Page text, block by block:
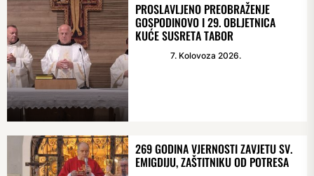
PROSLAVLJENO PREOBRAŽENJE
GOSPODINOVO I 29. OBLJETNICA
KUĆE SUSRETA TABOR
7. Kolovoza 2026.
269 GODINA VJERNOSTI ZAVJETU SV.
EMIGDIJU, ZAŠTITNIKU OD POTRESA